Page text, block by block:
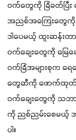
ဝက်တွေကို ခြံခတ်ပြီး
အညစ်အကြေးတွေကို
ဒါပေမယ့် ထူးဆန်း
ဝက်ချေးတွေကို မြေ
ဝက်ခြံအများစုက ရ
တွေဆီကို ဖောက်ထုတ်
ဝက်ချေးတွေကို သဘာ
ကို ညစ်ညမ်းစေမယ့် အစ
ပါ။